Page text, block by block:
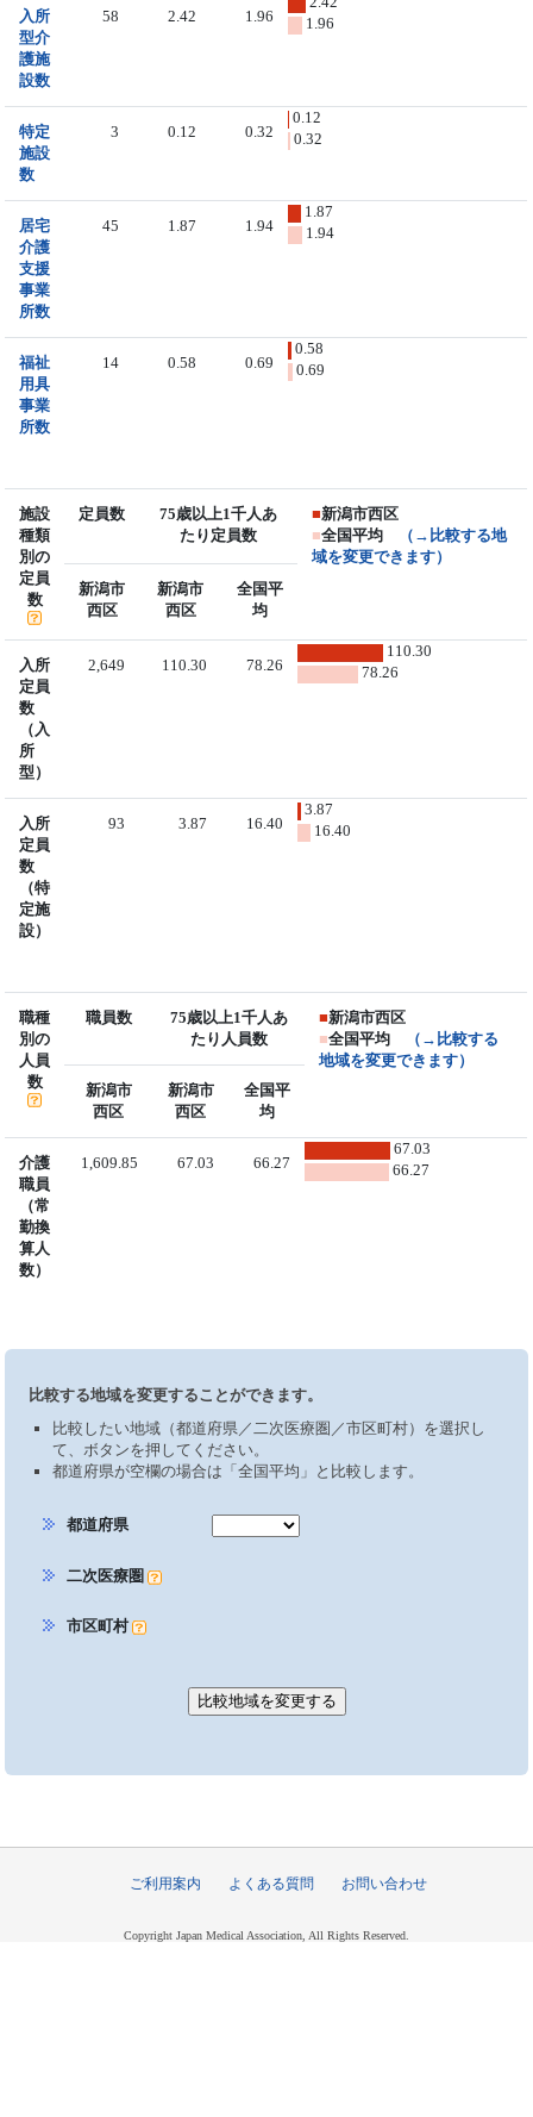
入所
型介
護施
設数
58 2.42 1.96
1.96
特定
施設
数
3 0.12 0.32
0.12
0.32
居宅
介護
支援
事業
所数
45 1.87 1.94
1.87
1.94
福祉
用具
事業
所数
14 0.58 0.69
0.58
0.69
施設
種類
別の
定員
数
定員数
75歳以上1千人あ
たり定員数
■新潟市西区
■全国平均
（→比較する地
域を変更できます）
新潟市
西区
新潟市
西区
全国平
均
入所
定員
数
（入
所
型）
2,649 110.30 78.26
110.30
78.26
入所
定員
数
（特
定施
設）
93 3.87 16.40
3.87
16.40
職種
別の
人員
数
職員数
75歳以上1千人あ
たり人員数
■新潟市西区
■全国平均
（→比較する
地域を変更できます）
新潟市
西区
新潟市
西区
全国平
均
介護
職員
（常
勤換
算人
数）
1,609.85 67.03 66.27
67.03
66.27
比較する地域を変更することができます。
比較したい地域（都道府県／二次医療圏／市区町村）を選択し
て、ボタンを押してください。
都道府県が空欄の場合は「全国平均」と比較します。
都道府県
二次医療圏
市区町村
ご利用案内 よくある質問 お問い合わせ
Copyright Japan Medical Association, All Rights Reserved.